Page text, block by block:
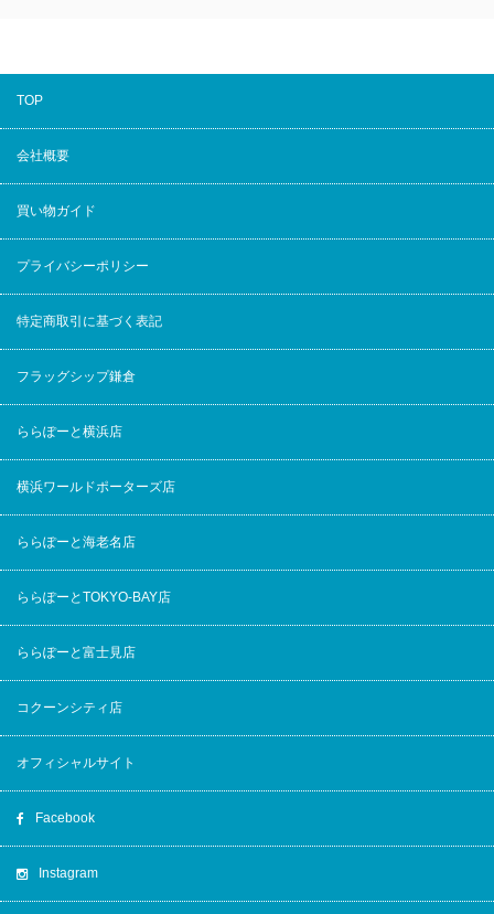
TOP
会社概要
買い物ガイド
プライバシーポリシー
特定商取引に基づく表記
フラッグシップ鎌倉
ららぽーと横浜店
横浜ワールドポーターズ店
ららぽーと海老名店
ららぽーとTOKYO-BAY店
ららぽーと富士見店
コクーンシティ店
オフィシャルサイト
Facebook
Instagram